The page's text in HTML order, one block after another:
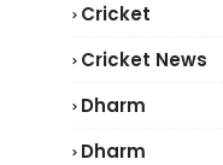
Cricket
Cricket News
Dharm
Dharm